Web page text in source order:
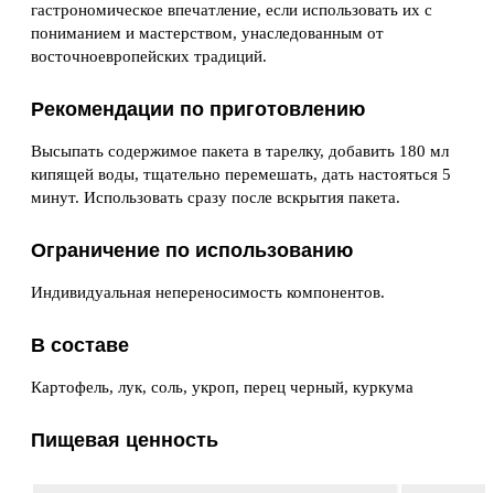
гастрономическое впечатление, если использовать их с
пониманием и мастерством, унаследованным от
восточноевропейских традиций.
Рекомендации по приготовлению
Высыпать содержимое пакета в тарелку, добавить 180 мл
кипящей воды, тщательно перемешать, дать настояться 5
минут. Использовать сразу после вскрытия пакета.
Ограничение по использованию
Индивидуальная непереносимость компонентов.
В составе
Картофель, лук, соль, укроп, перец черный, куркума
Пищевая ценность